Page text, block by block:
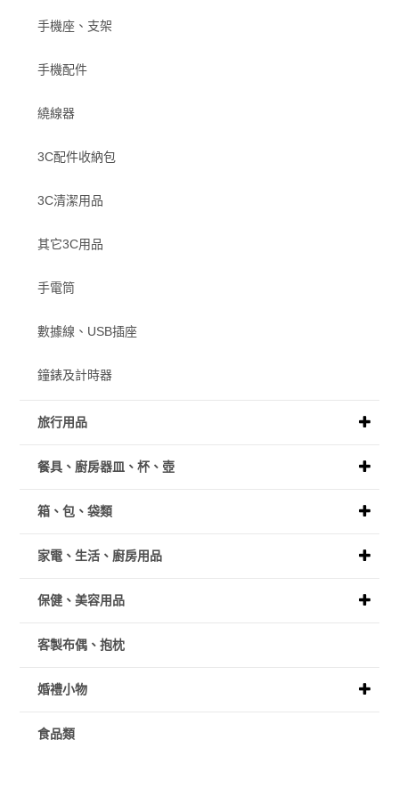
手機座、支架
手機配件
繞線器
3C配件收納包
3C清潔用品
其它3C用品
手電筒
數據線、USB插座
鐘錶及計時器
旅行用品
餐具、廚房器皿、杯、壺
箱、包、袋類
家電、生活、廚房用品
保健、美容用品
客製布偶、抱枕
婚禮小物
食品類